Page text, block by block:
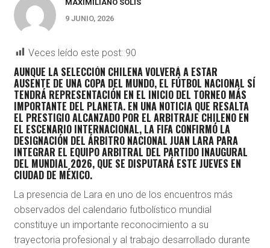
MAXIMILIANO SOLÍS
9 JUNIO, 2026
Veces leído este post: 90
AUNQUE LA SELECCIÓN CHILENA VOLVERÁ A ESTAR
AUSENTE DE UNA COPA DEL MUNDO, EL FÚTBOL NACIONAL SÍ
TENDRÁ REPRESENTACIÓN EN EL INICIO DEL TORNEO MÁS
IMPORTANTE DEL PLANETA. EN UNA NOTICIA QUE RESALTA
EL PRESTIGIO ALCANZADO POR EL ARBITRAJE CHILENO EN
EL ESCENARIO INTERNACIONAL, LA FIFA CONFIRMÓ LA
DESIGNACIÓN DEL ÁRBITRO NACIONAL JUAN LARAPARA
INTEGRAR EL EQUIPO ARBITRAL DEL PARTIDO INAUGURAL
DEL MUNDIAL 2026, QUE SE DISPUTARÁ ESTE JUEVES EN
CIUDAD DE MÉXICO.
La presencia de Lara en uno de los encuentros más
observados del calendario futbolístico mundial
constituye un importante reconocimiento a su
trayectoria profesional y al trabajo desarrollado durante